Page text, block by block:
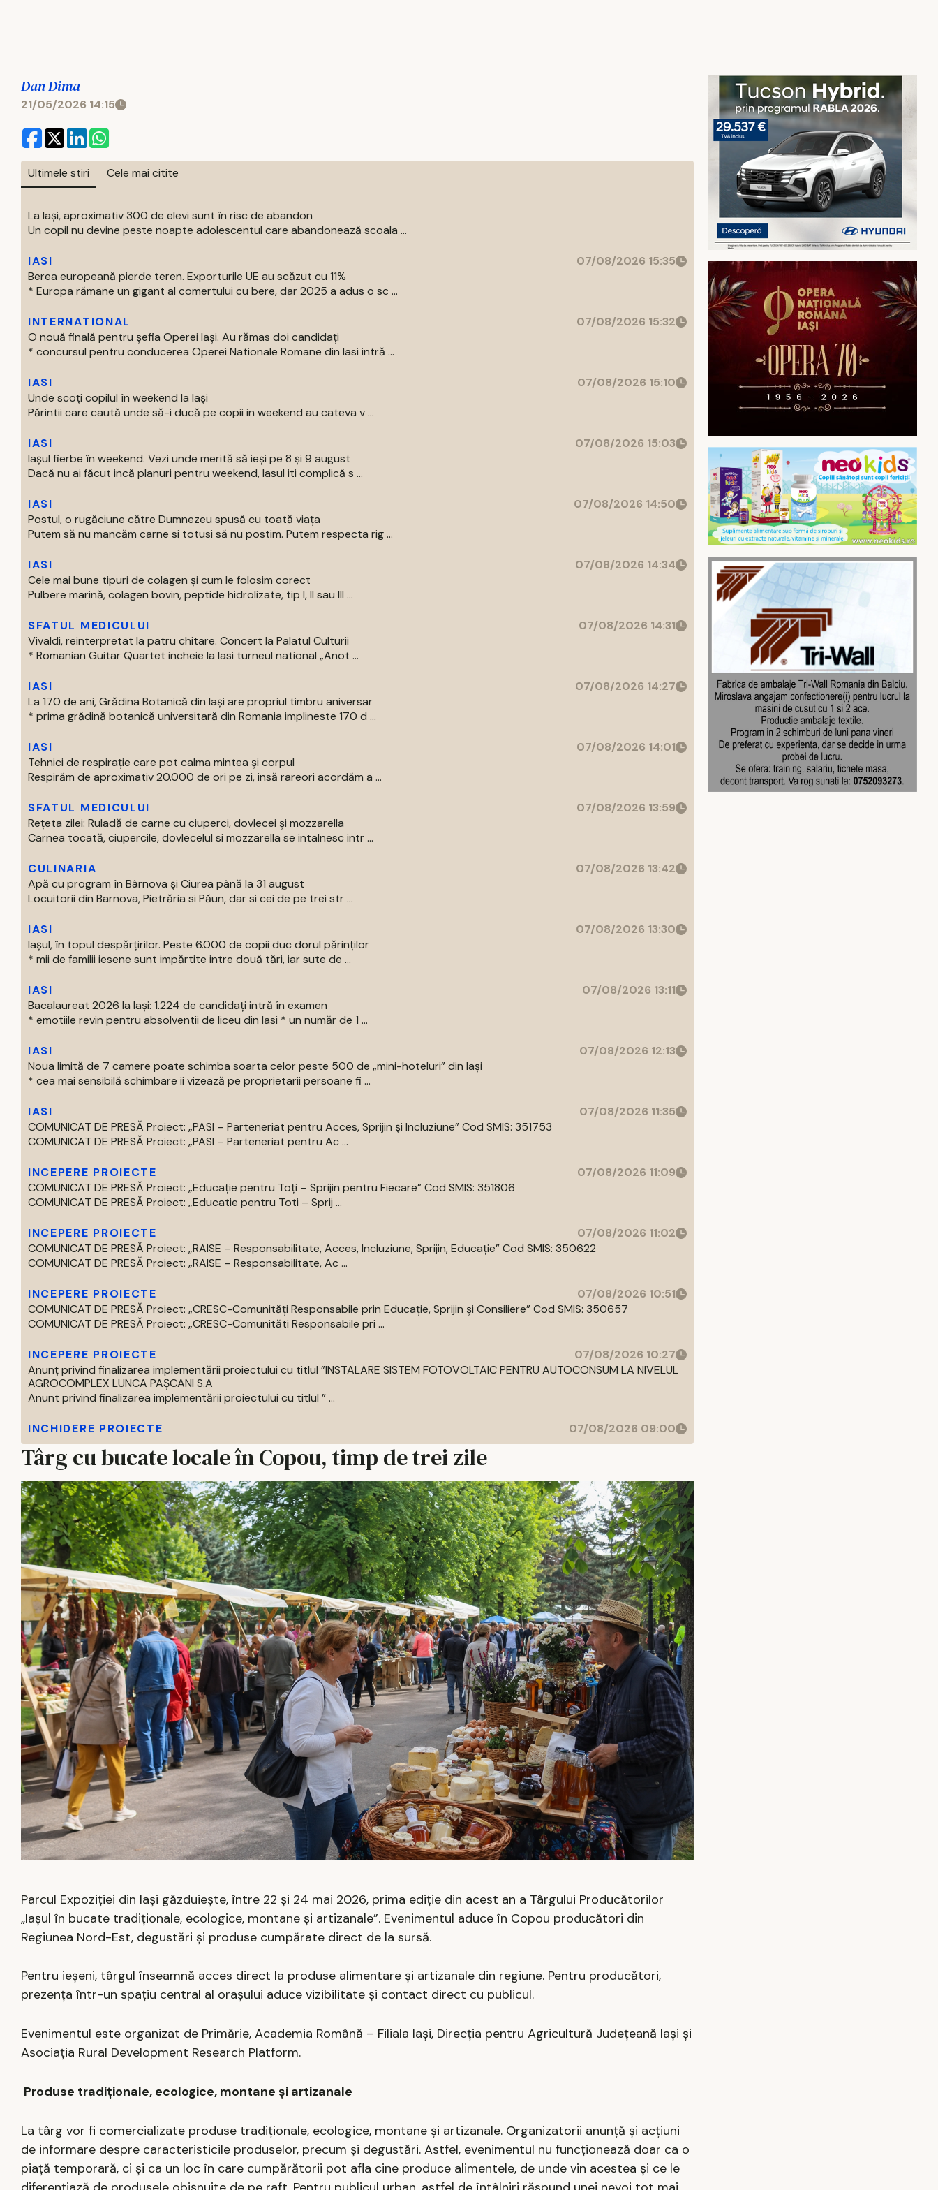
Dan Dima
21/05/2026 14:15
Ultimele stiri Cele mai citite
La Iași, aproximativ 300 de elevi sunt în risc de abandon
Un copil nu devine peste noapte adolescentul care abandonează scoala ...
IASI
07/08/2026 15:35
Berea europeană pierde teren. Exporturile UE au scăzut cu 11%
* Europa rămane un gigant al comertului cu bere, dar 2025 a adus o sc ...
INTERNATIONAL
07/08/2026 15:32
O nouă finală pentru șefia Operei Iași. Au rămas doi candidați
* concursul pentru conducerea Operei Nationale Romane din Iasi intră ...
IASI
07/08/2026 15:10
Unde scoți copilul în weekend la Iași
Părintii care caută unde să-i ducă pe copii in weekend au cateva v ...
IASI
07/08/2026 15:03
Iașul fierbe în weekend. Vezi unde merită să ieși pe 8 și 9 august
Dacă nu ai făcut incă planuri pentru weekend, Iasul iti complică s ...
IASI
07/08/2026 14:50
Postul, o rugăciune către Dumnezeu spusă cu toată viața
Putem să nu mancăm carne si totusi să nu postim. Putem respecta rig ...
IASI
07/08/2026 14:34
Cele mai bune tipuri de colagen și cum le folosim corect
Pulbere marină, colagen bovin, peptide hidrolizate, tip I, II sau III ...
SFATUL MEDICULUI
07/08/2026 14:31
Vivaldi, reinterpretat la patru chitare. Concert la Palatul Culturii
* Romanian Guitar Quartet incheie la Iasi turneul national „Anot ...
IASI
07/08/2026 14:27
La 170 de ani, Grădina Botanică din Iași are propriul timbru aniversar
* prima grădină botanică universitară din Romania implineste 170 d ...
IASI
07/08/2026 14:01
Tehnici de respirație care pot calma mintea și corpul
Respirăm de aproximativ 20.000 de ori pe zi, insă rareori acordăm a ...
SFATUL MEDICULUI
07/08/2026 13:59
Rețeta zilei: Ruladă de carne cu ciuperci, dovlecei și mozzarella
Carnea tocată, ciupercile, dovlecelul si mozzarella se intalnesc intr ...
CULINARIA
07/08/2026 13:42
Apă cu program în Bârnova și Ciurea până la 31 august
Locuitorii din Barnova, Pietrăria si Păun, dar si cei de pe trei str ...
IASI
07/08/2026 13:30
Iașul, în topul despărțirilor. Peste 6.000 de copii duc dorul părinților
* mii de familii iesene sunt impărtite intre două tări, iar sute de ...
IASI
07/08/2026 13:11
Bacalaureat 2026 la Iași: 1.224 de candidați intră în examen
* emotiile revin pentru absolventii de liceu din Iasi * un număr de 1 ...
IASI
07/08/2026 12:13
Noua limită de 7 camere poate schimba soarta celor peste 500 de „mini-hoteluri” din Iași
* cea mai sensibilă schimbare ii vizează pe proprietarii persoane fi ...
IASI
07/08/2026 11:35
COMUNICAT DE PRESĂ Proiect: „PASI – Parteneriat pentru Acces, Sprijin și Incluziune” Cod SMIS: 351753
COMUNICAT DE PRESĂ Proiect: „PASI – Parteneriat pentru Ac ...
INCEPERE PROIECTE
07/08/2026 11:09
COMUNICAT DE PRESĂ Proiect: „Educație pentru Toți – Sprijin pentru Fiecare” Cod SMIS: 351806
COMUNICAT DE PRESĂ Proiect: „Educatie pentru Toti – Sprij ...
INCEPERE PROIECTE
07/08/2026 11:02
COMUNICAT DE PRESĂ Proiect: „RAISE – Responsabilitate, Acces, Incluziune, Sprijin, Educație” Cod SMIS: 350622
COMUNICAT DE PRESĂ Proiect: „RAISE – Responsabilitate, Ac ...
INCEPERE PROIECTE
07/08/2026 10:51
COMUNICAT DE PRESĂ Proiect: „CRESC-Comunități Responsabile prin Educație, Sprijin și Consiliere” Cod SMIS: 350657
COMUNICAT DE PRESĂ Proiect: „CRESC-Comunităti Responsabile pri ...
INCEPERE PROIECTE
07/08/2026 10:27
Anunț privind finalizarea implementării proiectului cu titlul ”INSTALARE SISTEM FOTOVOLTAIC PENTRU AUTOCONSUM LA NIVELUL
AGROCOMPLEX LUNCA PAȘCANI S.A
Anunt privind finalizarea implementării proiectului cu titlul ” ...
INCHIDERE PROIECTE 07/08/2026 09:00
Târg cu bucate locale în Copou, timp de trei zile
Parcul Expoziției din Iași găzduiește, între 22 și 24 mai 2026, prima ediție din acest an a Târgului Producătorilor
„Iașul în bucate tradiționale, ecologice, montane și artizanale”. Evenimentul aduce în Copou producători din
Regiunea Nord-Est, degustări și produse cumpărate direct de la sursă.
Pentru ieșeni, târgul înseamnă acces direct la produse alimentare și artizanale din regiune. Pentru producători,
prezența într-un spațiu central al orașului aduce vizibilitate și contact direct cu publicul.
Evenimentul este organizat de Primărie, Academia Română – Filiala Iași, Direcția pentru Agricultură Județeană Iași și
Asociația Rural Development Research Platform.
Produse tradiționale, ecologice, montane și artizanale
La târg vor fi comercializate produse tradiționale, ecologice, montane și artizanale. Organizatorii anunță și acțiuni
de informare despre caracteristicile produselor, precum și degustări. Astfel, evenimentul nu funcționează doar ca o
piață temporară, ci și ca un loc în care cumpărătorii pot afla cine produce alimentele, de unde vin acestea și ce le